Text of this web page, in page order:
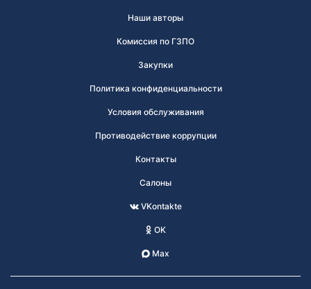
Наши авторы
Комиссия по ГЗПО
Закупки
Политика конфиденциальности
Условия обслуживания
Противодействие коррупции
Контакты
Салоны
VKontakte
OK
Max